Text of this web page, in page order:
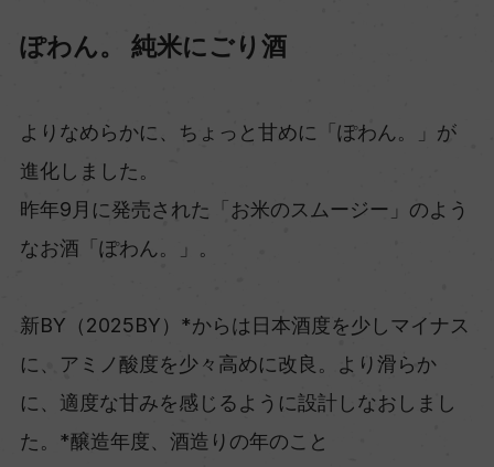
ぽわん。 純米にごり酒
よりなめらかに、ちょっと甘めに「ぽわん。」が
進化しました。
昨年9月に発売された「お米のスムージー」のよう
なお酒「ぽわん。」。
新BY（2025BY）*からは日本酒度を少しマイナス
に、アミノ酸度を少々高めに改良。より滑らか
に、適度な甘みを感じるように設計しなおしまし
た。*醸造年度、酒造りの年のこと